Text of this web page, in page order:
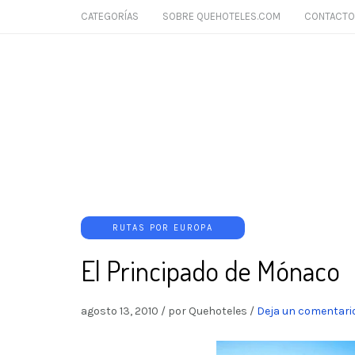
CATEGORÍAS SOBRE QUEHOTELES.COM CONTACTO
RUTAS POR EUROPA
El Principado de Mónaco
agosto 13, 2010 / por Quehoteles / Deja un